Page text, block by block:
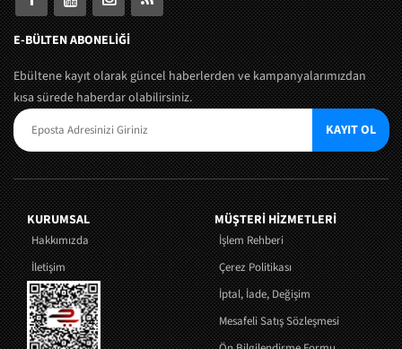
E-BÜLTEN ABONELİĞİ
Ebültene kayıt olarak güncel haberlerden ve kampanyalarımızdan
kısa sürede haberdar olabilirsiniz.
KAYIT OL
KURUMSAL
Hakkımızda
İletişim
MÜŞTERI HIZMETLERI
İşlem Rehberi
Çerez Politikası
İptal, İade, Değişim
Mesafeli Satış Sözleşmesi